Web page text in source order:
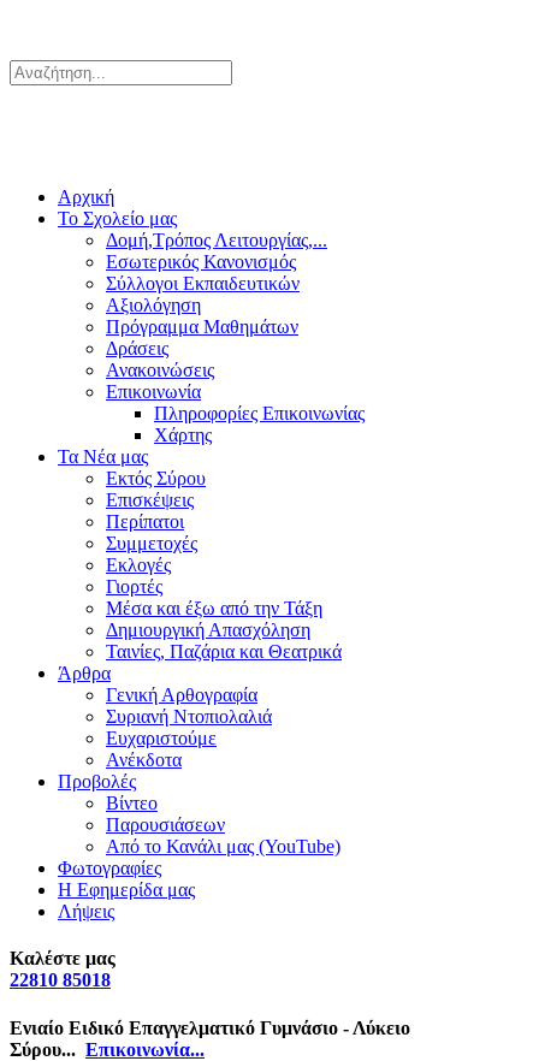
Αρχική
Το Σχολείο μας
Δομή,Τρόπος Λειτουργίας,...
Εσωτερικός Κανονισμός
Σύλλογοι Εκπαιδευτικών
Αξιολόγηση
Πρόγραμμα Μαθημάτων
Δράσεις
Ανακοινώσεις
Επικοινωνία
Πληροφορίες Επικοινωνίας
Χάρτης
Τα Νέα μας
Εκτός Σύρου
Επισκέψεις
Περίπατοι
Συμμετοχές
Εκλογές
Γιορτές
Μέσα και έξω από την Τάξη
Δημιουργική Απασχόληση
Ταινίες, Παζάρια και Θεατρικά
Άρθρα
Γενική Αρθογραφία
Συριανή Ντοπιολαλιά
Ευχαριστούμε
Ανέκδοτα
Προβολές
Βίντεο
Παρουσιάσεων
Από το Κανάλι μας (YouTube)
Φωτογραφίες
Η Εφημερίδα μας
Λήψεις
Καλέστε μας
22810 85018
Ενιαίο Ειδικό Επαγγελματικό Γυμνάσιο - Λύκειο
Σύρου... Επικοινωνία...